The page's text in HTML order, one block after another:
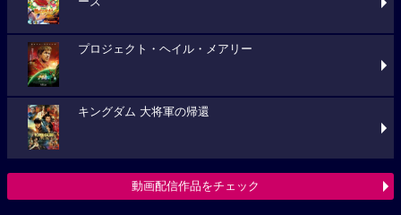
プロジェクト・ヘイル・メアリー
キングダム 大将軍の帰還
動画配信作品をチェック